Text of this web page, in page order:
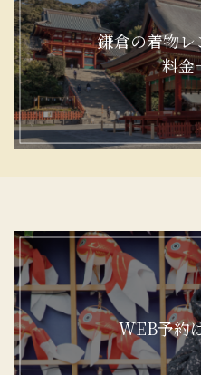
鎌倉の着物レ
料金
WEB予約